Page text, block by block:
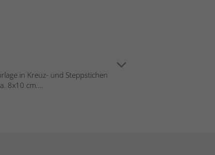
in Kreuz- und Steppstichen
8x10 cm....